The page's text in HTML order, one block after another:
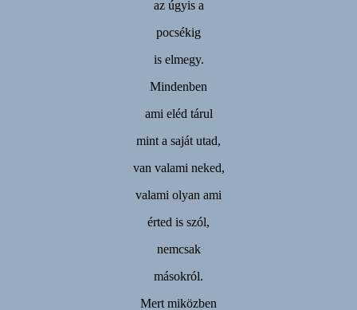
az úgyis a
pocsékig
is elmegy.
Mindenben
ami eléd tárul
mint a saját utad,
van valami neked,
valami olyan ami
érted is szól,
nemcsak
másokról.
Mert miközben